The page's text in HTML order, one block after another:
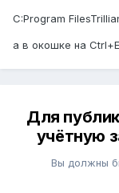
C:Program
а в окошке на
Для
учётную
Вы должны